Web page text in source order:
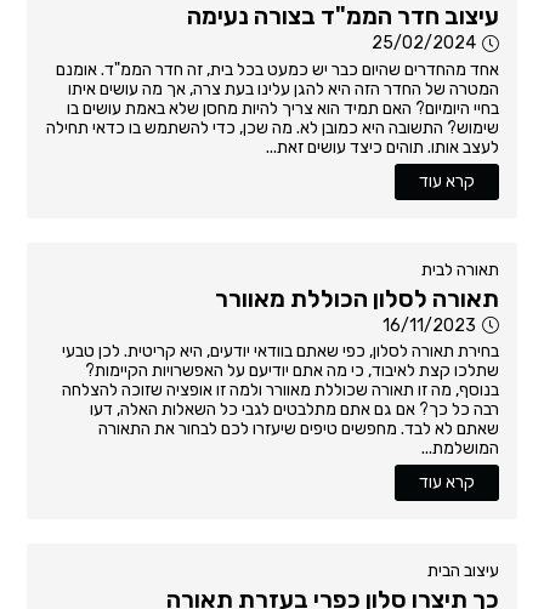
עיצוב חדר הממ"ד בצורה נעימה
25/02/2024
אחד מהחדרים שהיום כבר יש כמעט בכל בית, זה חדר הממ"ד. אומנם
המטרה של החדר הזה היא להגן עלינו בעת צרה, אך מה עושים איתו
בחיי היומיום? האם תמיד הוא צריך להיות מחסן שלא באמת עושים בו
שימוש? התשובה היא כמובן לא. מה שכן, כדי להשתמש בו כדאי תחילה
לעצב אותו. תוהים כיצד עושים זאת...
קרא עוד
תאורה לבית
תאורה לסלון הכוללת מאוורר
16/11/2023
בחירת תאורה לסלון, כפי שאתם בוודאי יודעים, היא קריטית. לכן טבעי
שתלכו קצת לאיבוד, כי מה אתם יודיעם על האפשרויות הקיימות?
בנוסף, מה זו תאורה שכוללת מאוורר ולמה זו אופציה שזוכה להצלחה
רבה כל כך? אם גם אתם מתלבטים לגבי כל השאלות האלה, דעו
שאתם לא לבד. מחפשים טיפים שיעזרו לכם לבחור את התאורה
המושלמת...
קרא עוד
עיצוב הבית
כך תיצרו סלון כפרי בעזרת תאורה